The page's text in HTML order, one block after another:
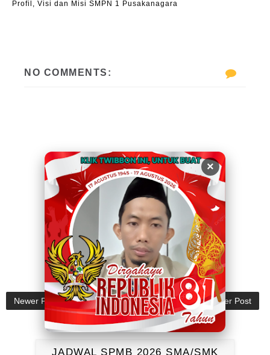
×
Profil, Visi dan Misi SMPN 1 Pusakanagara
NO COMMENTS:
Newer Post Older Post
JADWAL SPMB 2026 SMA/SMK